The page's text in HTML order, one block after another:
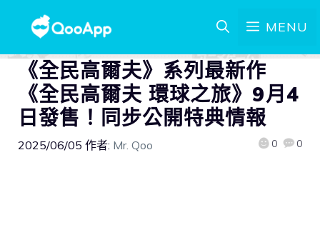
MENU
《全民高爾夫》系列最新作
《全民高爾夫 環球之旅》9月4
日發售！同步公開特典情報
2025/06/05 作者: Mr. Qoo 0 0